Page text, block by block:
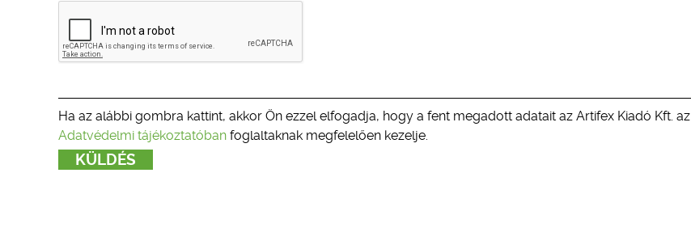
Ha az alábbi gombra kattint, akkor Ön ezzel elfogadja, hogy a fent megadott adatait az Artifex Kiadó Kft. az
Adatvédelmi tájékoztatóban foglaltaknak megfelelően kezelje.